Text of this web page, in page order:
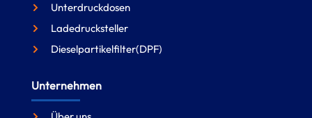
Unterdruckdosen
Ladedrucksteller
Dieselpartikelfilter(DPF)
Unternehmen